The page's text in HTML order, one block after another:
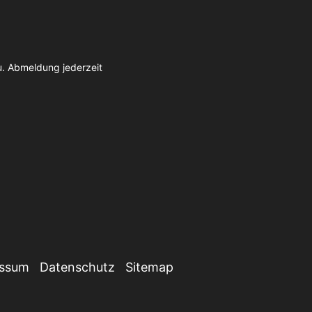
Abmeldung jederzeit
Datenschutz Sitemap